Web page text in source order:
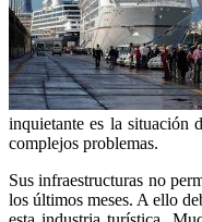
inquietante es la situación
complejos problemas.
Sus infraestructuras no
los últimos meses. A ello